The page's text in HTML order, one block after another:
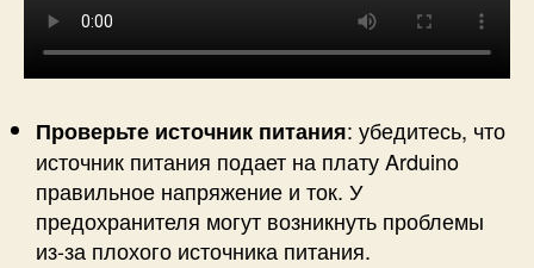
Проверьте источник питания: убедитесь, что
источник питания подает на плату Arduino
правильное напряжение и ток. У
предохранителя могут возникнуть проблемы
из-за плохого источника питания.